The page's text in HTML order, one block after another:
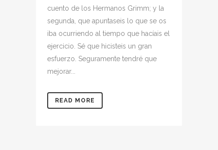
cuento de los Hermanos Grimm; y la
segunda, que apuntaseis lo que se os
iba ocurriendo al tiempo que hacíais el
ejercicio. Sé que hicisteis un gran
esfuerzo. Seguramente tendré que
mejorar...
READ MORE